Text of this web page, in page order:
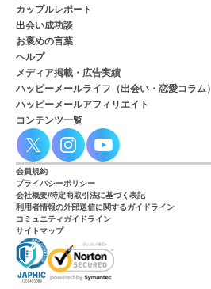
カップルレポート
出会い成功談
お褒めの言葉
ヘルプ
メディア掲載・広告実績
ハッピーメールライフ（出会い・恋愛コラム）
ハッピーメールアフィリエイト
コンテンツ一覧
会員規約
プライバシーポリシー
会社概要/特定商取引法に基づく表記
利用者情報の外部送信に関するガイドライン
コミュニティガイドライン
サイトマップ